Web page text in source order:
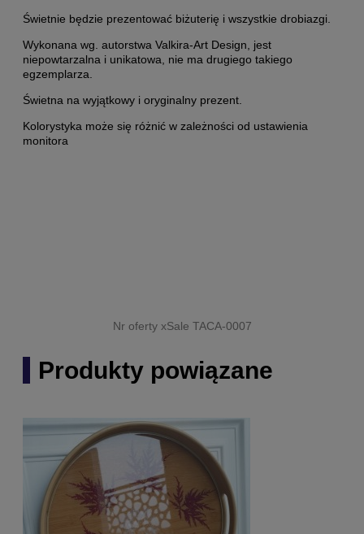
Świetnie będzie prezentować biżuterię i wszystkie drobiazgi.
Wykonana wg. autorstwa Valkira-Art Design, jest
niepowtarzalna i unikatowa, nie ma drugiego takiego
egzemplarza.
Świetna na wyjątkowy i oryginalny prezent.
Kolorystyka może się różnić w zależności od ustawienia
monitora
Nr oferty xSale TACA-0007
Produkty powiązane